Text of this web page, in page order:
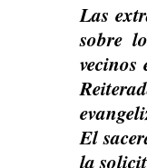
Las
sobre
vecinos
El
la